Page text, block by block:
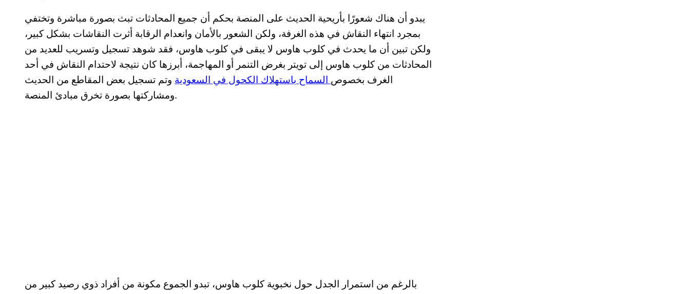
يبدو أن هناك شعورًا بأريحية الحديث على المنصة بحكم أن جميع المحادثات تبث بصورة مباشرة وتختفي
بمجرد انتهاء النقاش في هذه الغرفة، ولكن الشعور بالأمان وانعدام الرقابة أثرت النقاشات بشكل كبير،
ولكن تبين أن ما يحدث في كلوب هاوس لا يبقى في كلوب هاوس، فقد شوهد تسجيل وتسريب للعديد من
المحادثات من كلوب هاوس إلى تويتر بغرض التنمر أو المهاجمة، أبرزها كان نتيجة لاحتدام النقاش في أحد
الغرف بخصوص السماح باستهلاك الكحول في السعودية وتم تسجيل بعض المقاطع من الحديث
ومشاركتها بصورة تخرق مبادئ المنصة.
بالرغم من استمرار الجدل حول نخبوية كلوب هاوس، تبدو الجموع مكونة من أفراد ذوي رصيد كبير من